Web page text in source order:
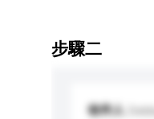
步驟二
收件人